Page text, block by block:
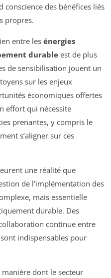
conscience des bénéfices liés
propres.
entre les énergies
durableest de plus
de sensibilisation jouent un
sur les enjeux
économiques offertes
effort qui nécessite
prenantes, y compris le
s’aligner sur ces
une réalité que
de l’implémentation des
mais essentielle
durable. Des
continue entre
indispensables pour
dont le secteur